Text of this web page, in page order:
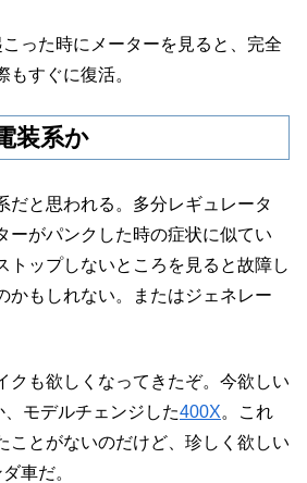
った時にメーターを見ると、完全
もすぐに復活。
装系か
だと思われる。多分レギュレータ
ーがパンクした時の症状に似てい
トップしないところを見ると故障し
かもしれない。またはジェネレー
クも欲しくなってきたぞ。今欲しい
、モデルチェンジした400X。これ
ことがないのだけど、珍しく欲しい
車だ。